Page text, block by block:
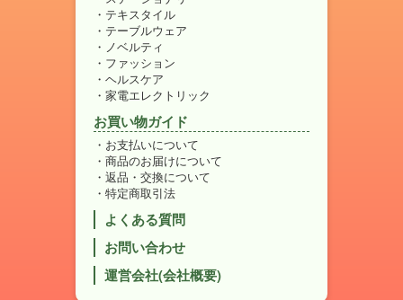
テキスタイル
テーブルウェア
ノベルティ
ファッション
ヘルスケア
家電エレクトリック
お買い物ガイド
お支払いについて
商品のお届けについて
返品・交換について
特定商取引法
よくある質問
お問い合わせ
運営会社(会社概要)